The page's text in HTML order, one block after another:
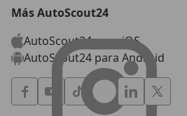
Más AutoScout24
AutoScout24 para iOS
AutoScout24 para Android